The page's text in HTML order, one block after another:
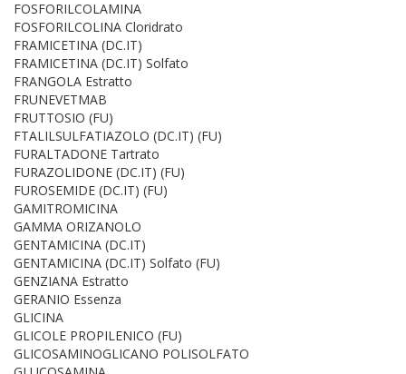
FOSFORILCOLAMINA
FOSFORILCOLINA Cloridrato
FRAMICETINA (DC.IT)
FRAMICETINA (DC.IT) Solfato
FRANGOLA Estratto
FRUNEVETMAB
FRUTTOSIO (FU)
FTALILSULFATIAZOLO (DC.IT) (FU)
FURALTADONE Tartrato
FURAZOLIDONE (DC.IT) (FU)
FUROSEMIDE (DC.IT) (FU)
GAMITROMICINA
GAMMA ORIZANOLO
GENTAMICINA (DC.IT)
GENTAMICINA (DC.IT) Solfato (FU)
GENZIANA Estratto
GERANIO Essenza
GLICINA
GLICOLE PROPILENICO (FU)
GLICOSAMINOGLICANO POLISOLFATO